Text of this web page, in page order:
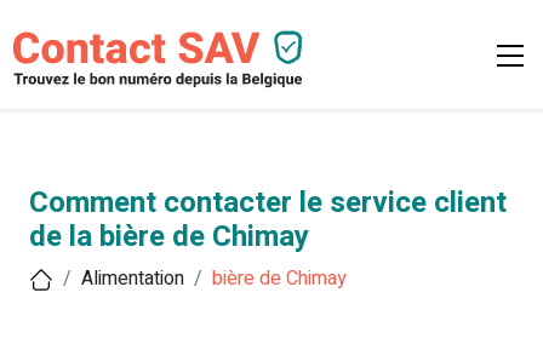
Comment contacter le service client
de la bière de Chimay
Alimentation bière de Chimay